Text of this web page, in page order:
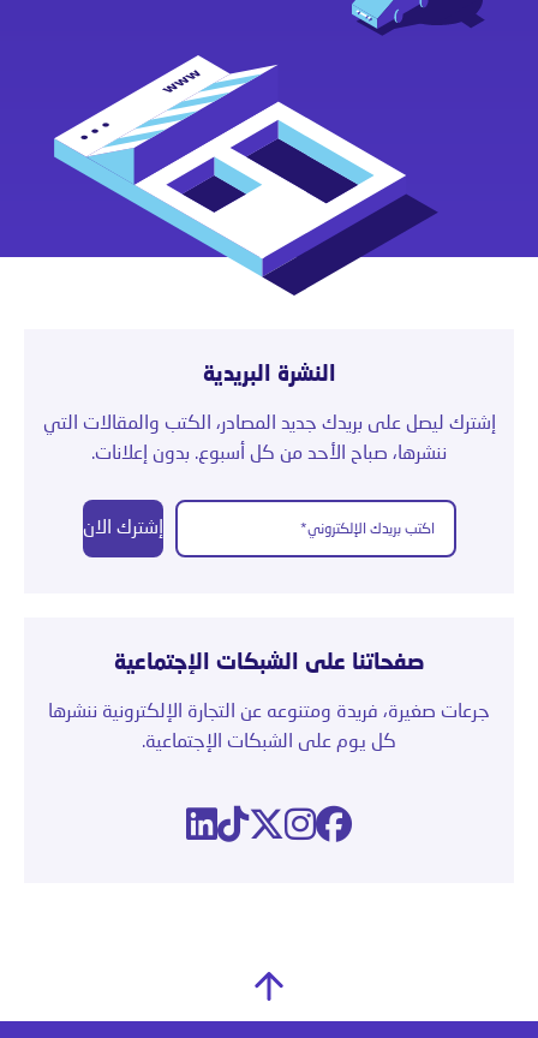
النشرة البريدية
إشترك ليصل على بريدك جديد المصادر، الكتب والمقالات التي
ننشرها، صباح الأحد من كل أسبوع. بدون إعلانات.
إشترك الان
صفحاتنا على الشبكات الإجتماعية
جرعات صغيرة، فريدة ومتنوعه عن التجارة الإلكترونية ننشرها
كل يوم على الشبكات الإجتماعية.